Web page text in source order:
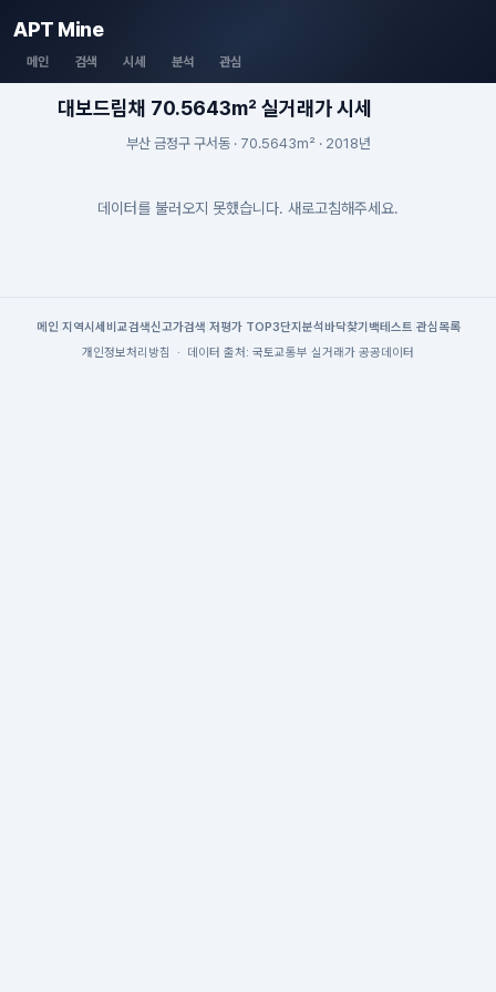
APT Mine
메인 검색 시세 분석 관심
대보드림채 70.5643m² 실거래가 시세
부산 금정구 구서동 · 70.5643m² · 2018년
데이터를 불러오지 못했습니다. 새로고침해주세요.
메인| 지역시세 비교검색신고가검색 저평가 TOP3단지분석 바닥찾기 백테스트 관심목록
개인정보처리방침
· 데이터 출처: 국토교통부 실거래가 공공데이터